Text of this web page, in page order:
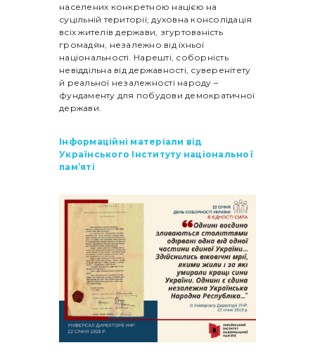
населених конкретною нацією на
суцільній території; духовна консолідація
всіх жителів держави, згуртованість
громадян, незалежно від їхньої
національності. Нарешті, соборність
невіддільна від державності, суверенітету
й реальної незалежності народу –
фундаменту для побудови демократичної
держави.
Інформаційні матеріали від
Українського Інституту національної
пам’яті